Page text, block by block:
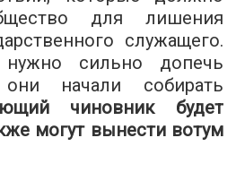
для лишения
служащего.
сильно допечь
начали собирать
чиновник будет
могут вынести вотум